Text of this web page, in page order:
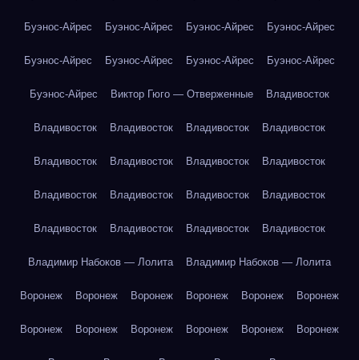
Буэнос-Айрес Буэнос-Айрес Буэнос-Айрес Буэнос-Айрес
Буэнос-Айрес Буэнос-Айрес Буэнос-Айрес Буэнос-Айрес
Буэнос-Айрес Виктор Гюго — Отверженные Владивосток
Владивосток Владивосток Владивосток Владивосток
Владивосток Владивосток Владивосток Владивосток
Владивосток Владивосток Владивосток Владивосток
Владивосток Владивосток Владивосток Владивосток
Владимир Набоков — Лолита Владимир Набоков — Лолита
Воронеж Воронеж Воронеж Воронеж Воронеж Воронеж
Воронеж Воронеж Воронеж Воронеж Воронеж Воронеж